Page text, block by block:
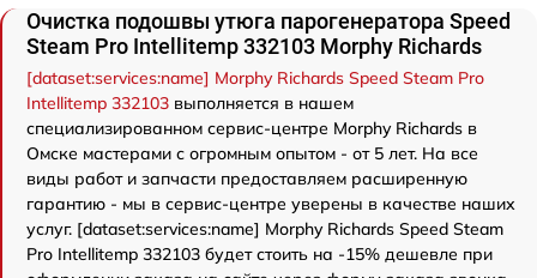
Очистка подошвы утюга парогенератора Speed
Steam Pro Intellitemp 332103 Morphy Richards
[dataset:services:name] Morphy Richards Speed Steam Pro
Intellitemp 332103 выполняется в нашем
специализированном сервис-центре Morphy Richards в
Омске мастерами с огромным опытом - от 5 лет. На все
виды работ и запчасти предоставляем расширенную
гарантию - мы в сервис-центре уверены в качестве наших
услуг. [dataset:services:name] Morphy Richards Speed Steam
Pro Intellitemp 332103 будет стоить на -15% дешевле при